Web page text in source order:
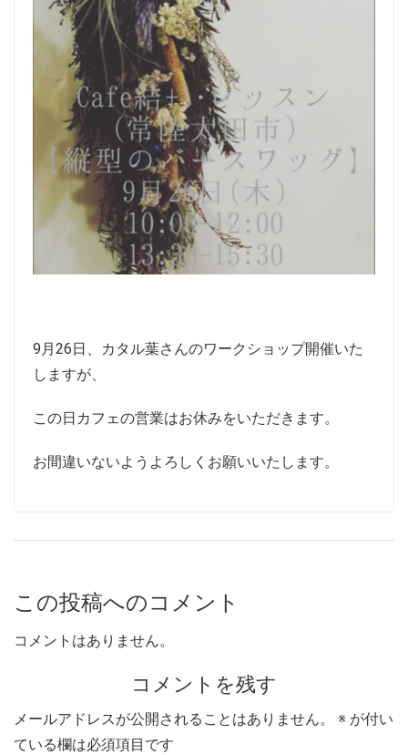
9月26日、カタル葉さんのワークショップ開催いた
しますが、
この日カフェの営業はお休みをいただきます。
お間違いないようよろしくお願いいたします。
この投稿へのコメント
コメントはありません。
コメントを残す
メールアドレスが公開されることはありません。 ※ が付い
ている欄は必須項目です